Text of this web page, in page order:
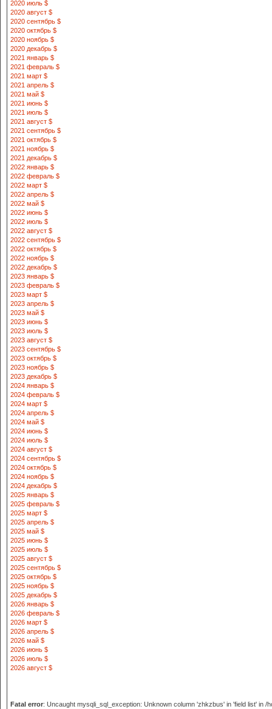
2020 июль $
2020 август $
2020 сентябрь $
2020 октябрь $
2020 ноябрь $
2020 декабрь $
2021 январь $
2021 февраль $
2021 март $
2021 апрель $
2021 май $
2021 июнь $
2021 июль $
2021 август $
2021 сентябрь $
2021 октябрь $
2021 ноябрь $
2021 декабрь $
2022 январь $
2022 февраль $
2022 март $
2022 апрель $
2022 май $
2022 июнь $
2022 июль $
2022 август $
2022 сентябрь $
2022 октябрь $
2022 ноябрь $
2022 декабрь $
2023 январь $
2023 февраль $
2023 март $
2023 апрель $
2023 май $
2023 июнь $
2023 июль $
2023 август $
2023 сентябрь $
2023 октябрь $
2023 ноябрь $
2023 декабрь $
2024 январь $
2024 февраль $
2024 март $
2024 апрель $
2024 май $
2024 июнь $
2024 июль $
2024 август $
2024 сентябрь $
2024 октябрь $
2024 ноябрь $
2024 декабрь $
2025 январь $
2025 февраль $
2025 март $
2025 апрель $
2025 май $
2025 июнь $
2025 июль $
2025 август $
2025 сентябрь $
2025 октябрь $
2025 ноябрь $
2025 декабрь $
2026 январь $
2026 февраль $
2026 март $
2026 апрель $
2026 май $
2026 июнь $
2026 июль $
2026 август $
Fatal error: Uncaught mysqli_sql_exception: Unknown column 'zhkzbus' in 'field list' in